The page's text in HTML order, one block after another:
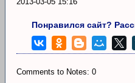
Понравился сайт?
Comments to Notes: 0